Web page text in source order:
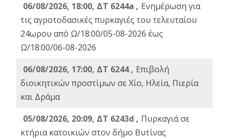
06/08/2026, 18:00, ΔΤ 6244a , Ενημέρωση για
τις αγροτοδασικές πυρκαγιές του τελευταίου
24ωρου από Ω/18:00/05-08-2026 έως
Ω/18:00/06-08-2026
06/08/2026, 17:00, ΔΤ 6244 , Επιβολή
διοικητικών προστίμων σε Χίο, Ηλεία, Πιερία
και Δράμα
05/08/2026, 20:09, ΔΤ 6243d , Πυρκαγιά σε
κτήρια κατοικιών στον δήμο Βυτίνας